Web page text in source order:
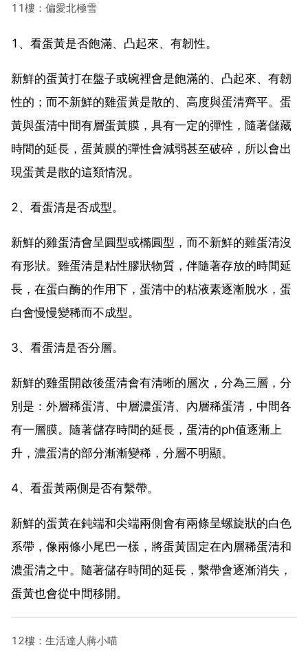
11樓：偏愛北極雪
1、看蛋黃是否飽滿、凸起來、有韌性。
新鮮的蛋黃打在盤子或碗裡會是飽滿的、凸起來、有韌
性的；而不新鮮的雞蛋黃是散的、高度與蛋清齊平。蛋
黃與蛋清中間有層蛋黃膜，具有一定的彈性，隨著儲藏
時間的延長，蛋黃膜的彈性會減弱甚至破碎，所以會出
現蛋黃是散的這類情況。
2、看蛋清是否成型。
新鮮的雞蛋清會呈圓型或橢圓型，而不新鮮的雞蛋清沒
有形狀。雞蛋清是粘性膠狀物質，伴隨著存放的時間延
長，在蛋白酶的作用下，蛋清中的粘液素逐漸脫水，蛋
白會慢慢變稀而不成型。
3、看蛋清是否分層。
新鮮的雞蛋開啟後蛋清會有清晰的層次，分為三層，分
別是：外層稀蛋清、中層濃蛋清、內層稀蛋清，中間各
有一層膜。隨著儲存時間的延長，蛋清的ph值逐漸上
升，濃蛋清的部分漸漸變稀，分層不明顯。
4、看蛋黃兩側是否有繫帶。
新鮮的蛋黃在鈍端和尖端兩側會有兩條呈螺旋狀的白色
系帶，像兩條小尾巴一樣，將蛋黃固定在內層稀蛋清和
濃蛋清之中。隨著儲存時間的延長，繫帶會逐漸消失，
蛋黃也會從中間移開。
12樓：生活達人蔣小喵